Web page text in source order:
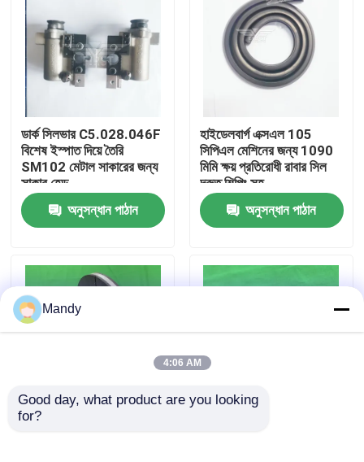
পণ্য
কারখানা পরিদর্শন
গুণমান নিয়ন্ত্রণ
খবর
ব্লগ
ডার্ক সিলভার C5.028.046F
বিশেষ ইস্পাত দিয়ে তৈরি
SM102 মেটাল সাকারের জন্য
সাকার হেড
অনুসন্ধান পাঠান
হাইডেলবার্গ এক্সএল 105
সিপিএল মেশিনের জন্য 1090
মিমি ক্ষয় প্রতিরোধী রাবার সিল
দ্রুত শিপিং সহ
অনুসন্ধান পাঠান
রোল্যান্ড ৭০০ এর জন্য ১৯০
Mandy
4:06 AM
Good day, what product are you looking
for?